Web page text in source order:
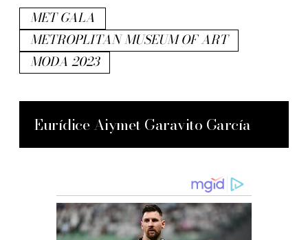
MET GALA
METROPLITAN MUSEUM OF ART
MODA 2023
Eurídice Aiymet Garavito García